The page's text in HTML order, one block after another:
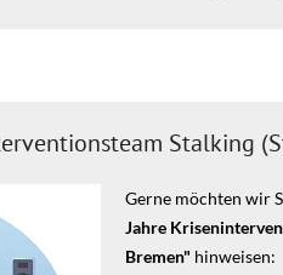
Stalking
Gerne möchten wir
Jahre
Bremen" hinweisen: